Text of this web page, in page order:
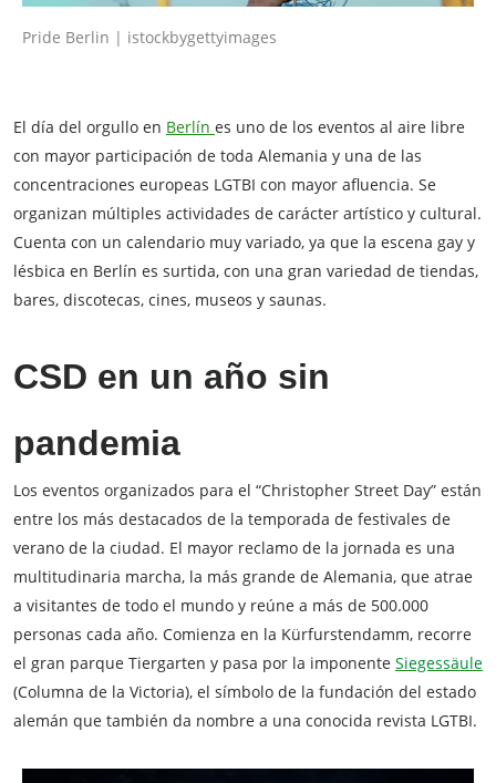
Pride Berlin | istockbygettyimages
El día del orgullo en Berlín es uno de los eventos al aire libre
con mayor participación de toda Alemania y una de las
concentraciones europeas LGTBI con mayor afluencia. Se
organizan múltiples actividades de carácter artístico y cultural.
Cuenta con un calendario muy variado, ya que la escena gay y
lésbica en Berlín es surtida, con una gran variedad de tiendas,
bares, discotecas, cines, museos y saunas.
CSD en un año sin
pandemia
Los eventos organizados para el “Christopher Street Day” están
entre los más destacados de la temporada de festivales de
verano de la ciudad. El mayor reclamo de la jornada es una
multitudinaria marcha, la más grande de Alemania, que atrae
a visitantes de todo el mundo y reúne a más de 500.000
personas cada año. Comienza en la Kürfurstendamm, recorre
el gran parque Tiergarten y pasa por la imponente Siegessäule
(Columna de la Victoria), el símbolo de la fundación del estado
alemán que también da nombre a una conocida revista LGTBI.